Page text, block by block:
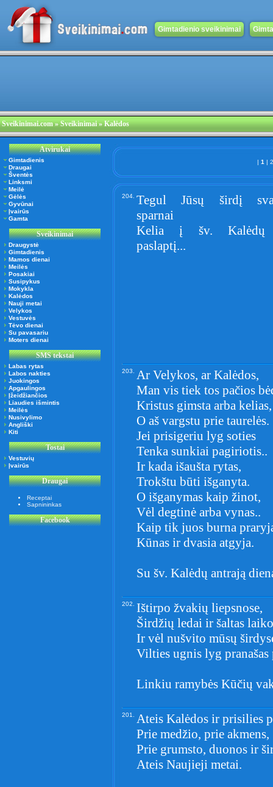
Gimtadienio sveikinimai
Sveikinimai.com» Sveikinimai » Kalėdos
Atvirukai
Gimtadienis
Draugai
Šventės
Linksmi
Meilė
Gėlės
Gyvūnai
Įvairūs
Gamta
Sveikinimai
Draugystė
Gimtadienis
Mamos dienai
Meilės
Posakiai
Susipykus
Mokykla
Kalėdos
Nauji metai
Velykos
Vestuvės
Tėvo dienai
Su pavasariu
Moters dienai
SMS tekstai
Labas rytas
Labos nakties
Juokingos
Apgaulingos
Įžeidžiančios
Liaudies išmintis
Meilės
Nusivylimo
Angliški
Kiti
Tostai
Vestuvių
Įvairūs
Draugai
Receptai
Sapnininkas
Facebook
| 1 |
204. Tegul Jūsų širdį
sparnai
Kelia į šv. Kalėdų
paslaptį...
203. Ar Velykos, ar Kalėdos,
Man vis tiek tos pačios
Kristus gimsta arba kelias,
O aš vargstu prie taurelės.
Jei prisigeriu lyg soties
Tenka sunkiai pagiriotis..
Ir kada išaušta rytas,
Trokštu būti išganyta.
O išganymas kaip žinot,
Vėl degtinė arba vynas..
Kaip tik juos burna
Kūnas ir dvasia atgyja.
Su šv. Kalėdų antrają
202. Ištirpo žvakių liepsnose,
Širdžių ledai ir šaltas
Ir vėl nušvito mūsų
Vilties ugnis lyg pranašas
Linkiu ramybės Kūčių
201. Ateis Kalėdos ir prisilies
Prie medžio, prie akmens,
Prie grumsto, duonos ir
Ateis Naujieji metai.